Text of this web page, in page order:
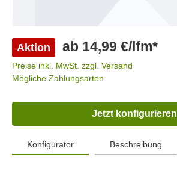
Aktion ab 14,99 €/lfm*
Preise inkl. MwSt. zzgl. Versand
Mögliche Zahlungsarten
Jetzt konfigurieren
Konfigurator Beschreibung